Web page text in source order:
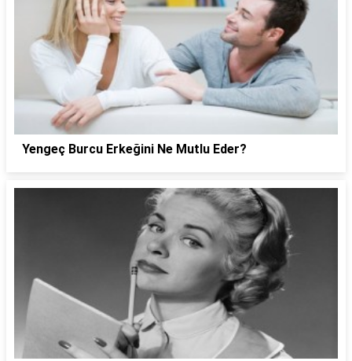
Yengeç Burcu Erkeğini Ne Mutlu Eder?